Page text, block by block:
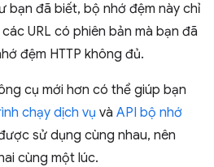
bạn đã biết, bộ nhớ đệm này chỉ
URL có phiên bản mà bạn đã
đệm HTTP không đủ.
cụ mới hơn có thể giúp bạn
chạy dịch vụ và API bộ nhớ
sử dụng cùng nhau, nên
cùng một lúc.